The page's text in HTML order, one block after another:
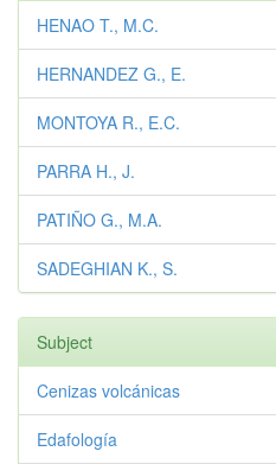
HENAO T., M.C.
HERNANDEZ G., E.
MONTOYA R., E.C.
PARRA H., J.
PATIÑO G., M.A.
SADEGHIAN K., S.
Subject
Cenizas volcánicas
Edafología